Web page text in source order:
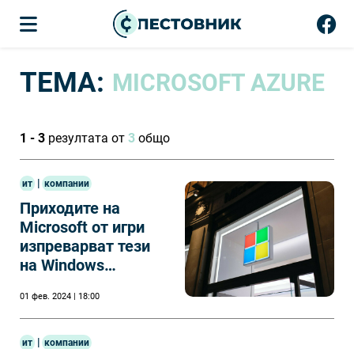
ТЕМА: MICROSOFT AZURE
1 - 3 резултата от 3 общо
ит | компании
Приходите на
Microsoft от игри
изпреварват тези
на Windows
Activision Blizzard
01 фев. 2024 | 18:00
ит | компании